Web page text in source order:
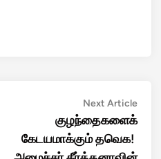
Next ArticleNext
குழந்தைகளைக்
கேடயமாக்கும் தவெக!